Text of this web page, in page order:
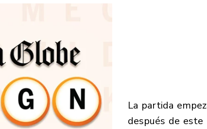
la partida empezará
después de este